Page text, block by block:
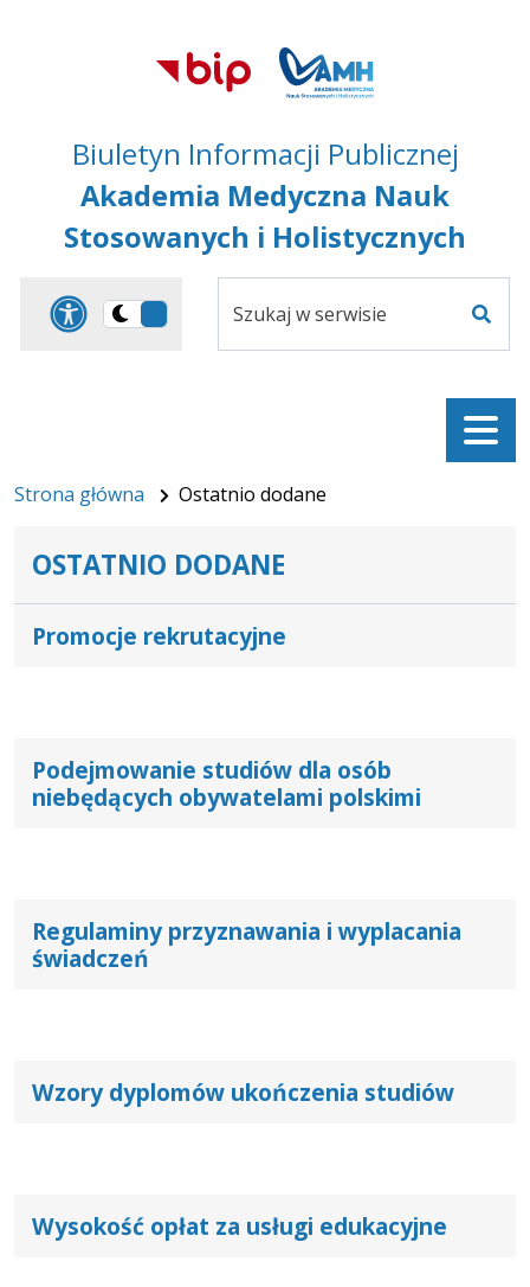
Przejdź do
głównego menu
Przejdź do treści
Przejdź do mapy
serwisu
Biuletyn Informacji Publicznej
Akademia Medyczna Nauk
Stosowanych i Holistycznych
Panel dostosowania
Przełącz
serwisie
Menu
Strona główna Ostatnio dodane
OSTATNIO DODANE
Promocje rekrutacyjne
Podejmowanie studiów dla osób
niebędących obywatelami polskimi
Regulaminy przyznawania i wyplacania
świadczeń
Wzory dyplomów ukończenia studiów
Wysokość opłat za usługi edukacyjne